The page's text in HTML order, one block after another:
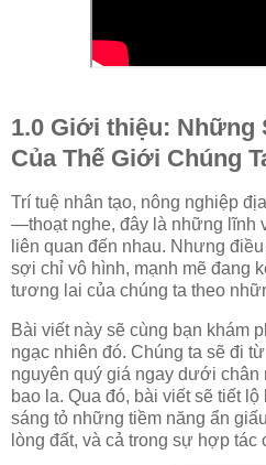
1.0 Giới thiệu: Những
Của Thế Giới Chúng
Trí tuệ nhân tạo, nông nghiệp
—thoạt nghe, đây là những lĩnh
liên quan đến nhau. Nhưng
sợi chỉ vô hình, mạnh mẽ đang
tương lai của chúng ta theo
Bài viết này sẽ cùng bạn khám
ngạc nhiên đó. Chúng ta sẽ đi
nguyên quý giá ngay dưới chân
bao la. Qua đó, bài viết sẽ tiết
sáng tỏ những tiềm năng ẩn
lòng đất, và cả trong sự hợp